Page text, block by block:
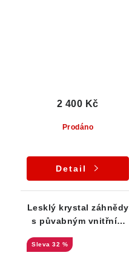
Prodáno
2 400 Kč
Detail
Lesklý krystal záhnědy
s půvabným vnitřním
32 %